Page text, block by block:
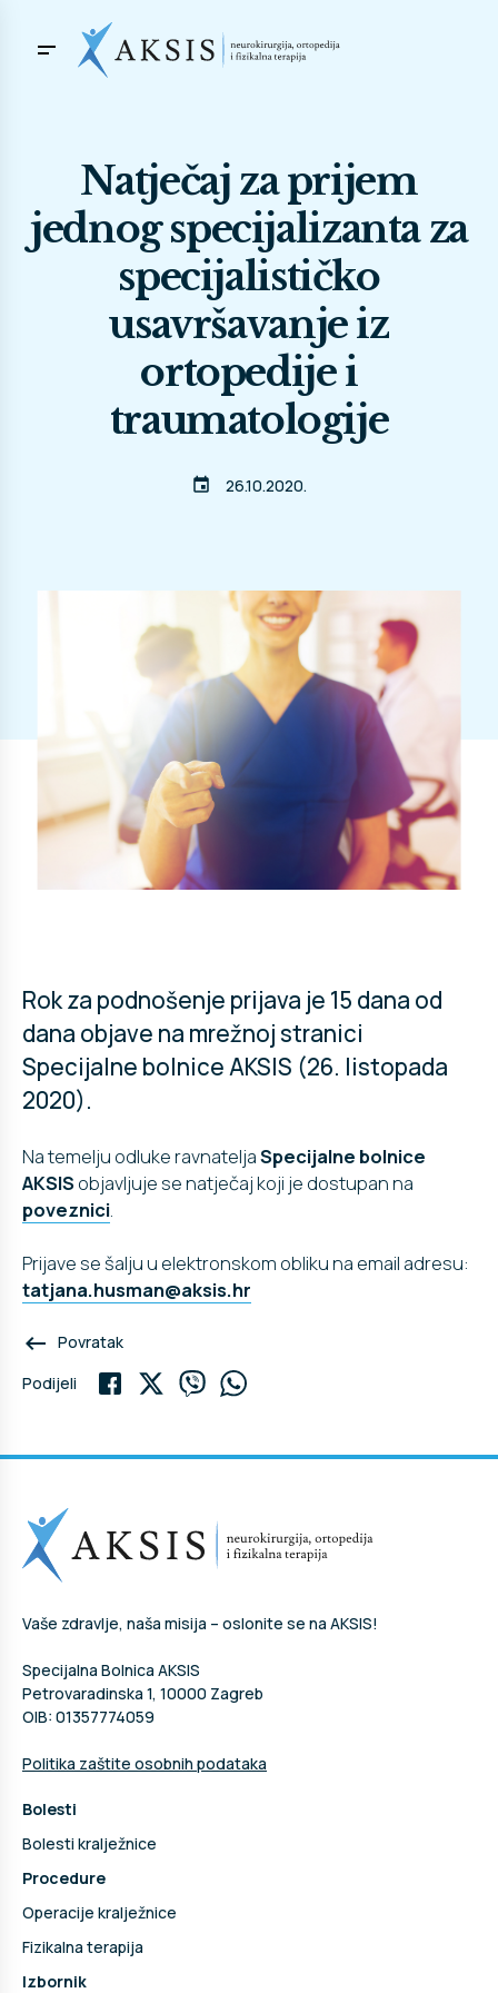
Natječaj za prijem
jednog specijalizanta za
specijalističko
usavršavanje iz
ortopedije i
traumatologije
event 26.10.2020.
Rok za podnošenje prijava je 15 dana od
dana objave na mrežnoj stranici
Specijalne bolnice AKSIS (26. listopada
2020).
Na temelju odluke ravnateljaSpecijalne bolnice
AKSIS objavljuje se natječaj koji je dostupan na
poveznici
Prijave se šalju u elektronskom obliku na email adresu:
tatjana.husman@aksis.hr
keyboard_backspace Povratak
Podijeli
Vaše zdravlje, naša misija – oslonite se na AKSIS!
Specijalna Bolnica AKSIS
Petrovaradinska 1, 10000 Zagreb
OIB: 01357774059
Politika zaštite osobnih podataka
Bolesti
Bolesti kralježnice
Procedure
Operacije kralježnice
Fizikalna terapija
Izbornik